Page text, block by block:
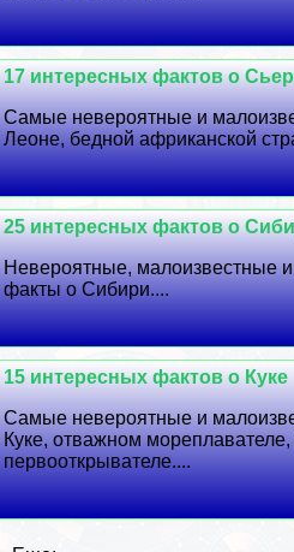
17 интересных фактов о
Самые невероятные и
Леоне, бедной африканской
25 интересных фактов о
Невероятные, малоизвестные
факты о Сибири....
15 интересных фактов о Куке
Самые невероятные и
Куке, отважном
первооткрывателе....